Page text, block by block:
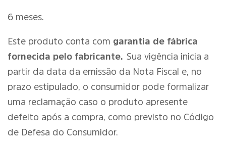
6 meses.
Este produto conta com garantia de fábrica
fornecida pelo fabricante. Sua vigência inicia a
partir da data da emissão da Nota Fiscal e, no
prazo estipulado, o consumidor pode formalizar
uma reclamação caso o produto apresente
defeito após a compra, como previsto no Código
de Defesa do Consumidor.